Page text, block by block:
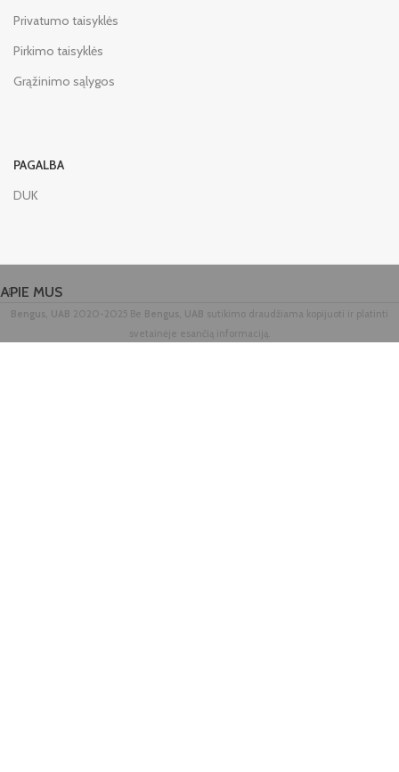
Privatumo taisyklės
Pirkimo taisyklės
Grąžinimo sąlygos
PAGALBA
DUK
APIE MUS
Bengus, UAB 2020-2025 Be Bengus, UAB sutikimo draudžiama kopijuoti ir platinti
svetainėje esančią informaciją.